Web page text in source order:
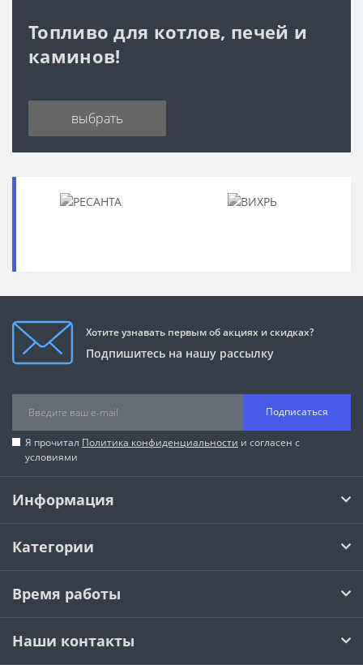
Топливо для котлов, печей и
каминов!
выбрать
Хотите узнавать первым об акциях и скидках?
Подпишитесь на нашу рассылку
Подписаться
Я прочитал Политика конфиденциальности и согласен с
условиями
Информация
Категории
Время работы
Наши контакты